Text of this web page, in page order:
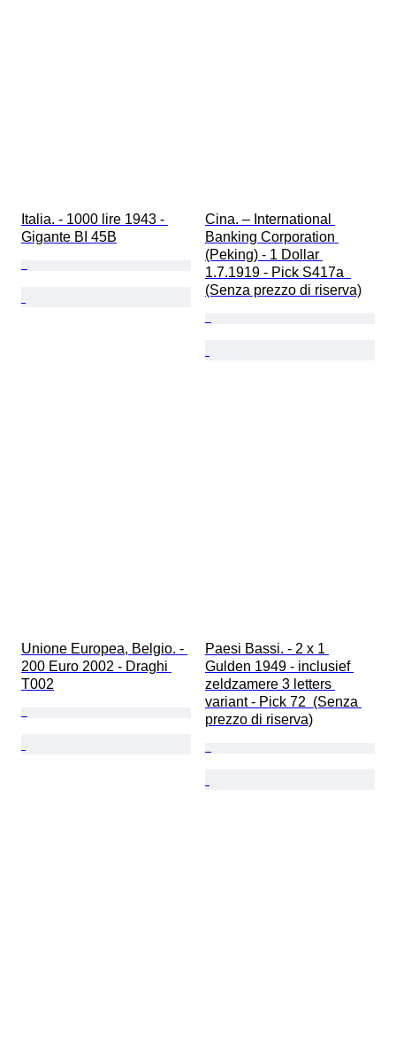
Italia. - 1000 lire 1943 -
Gigante BI 45B
Cina. – International
Banking Corporation
(Peking) - 1 Dollar
1.7.1919 - Pick S417a
(Senza prezzo di riserva)
Unione Europea, Belgio. -
200 Euro 2002 - Draghi
T002
Paesi Bassi. - 2 x 1
Gulden 1949 - inclusief
zeldzamere 3 letters
variant - Pick 72  (Senza
prezzo di riserva)